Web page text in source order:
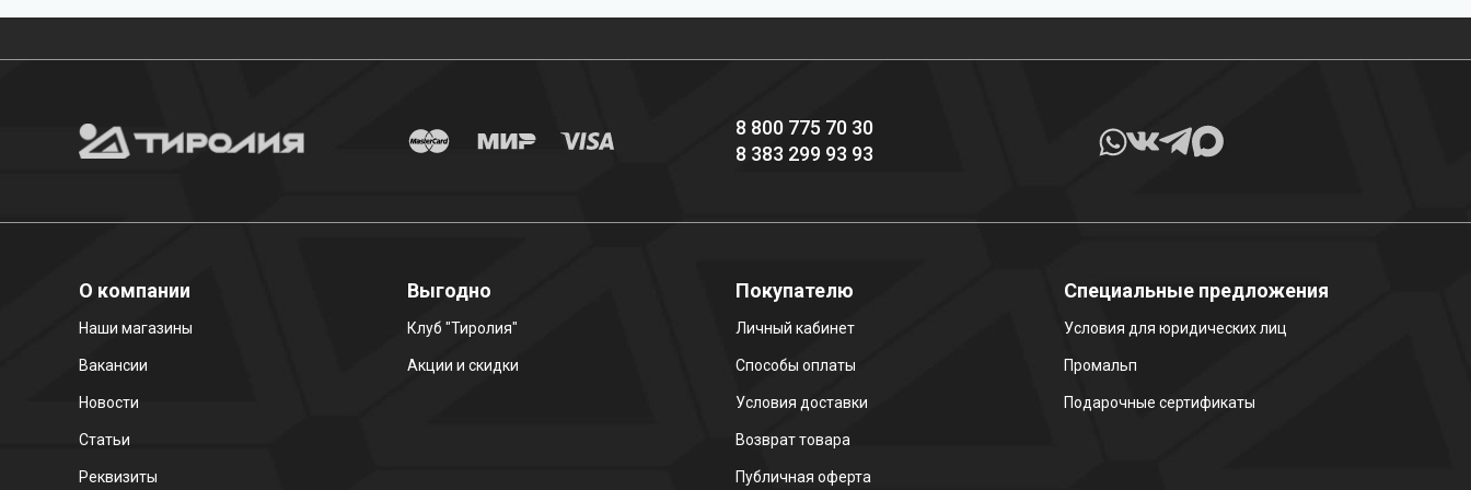
8 800 775 70 30
8 383 299 93 93
О компании
Наши магазины
Вакансии
Новости
Статьи
Реквизиты
Выгодно
Клуб "Тиролия"
Акции и скидки
Покупателю
Личный кабинет
Способы оплаты
Условия доставки
Возврат товара
Публичная оферта
Специальные предложения
Условия для юридических лиц
Промальп
Подарочные сертификаты